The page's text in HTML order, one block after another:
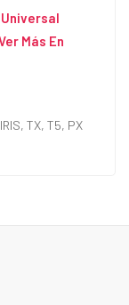
Universal
Más En
TX, T5, PX